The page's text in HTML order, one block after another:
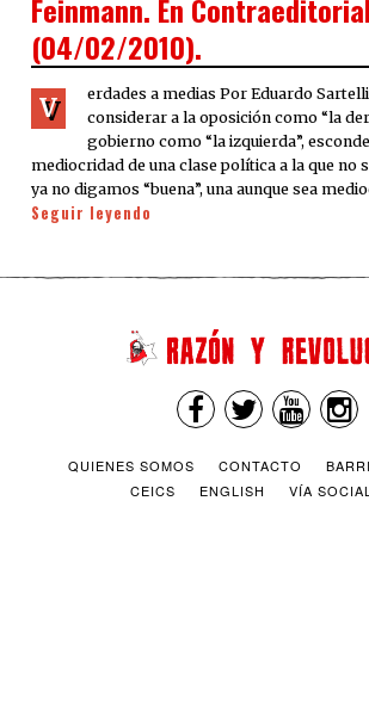
Feinmann. En Contraeditorial
(04/02/2010).
V
erdades a medias Por Eduardo
considerar a la oposición como “la
gobierno como “la izquierda”,
mediocridad de una clase política a la que no
ya no digamos “buena”, una aunque sea
Seguir leyendo
QUIENES SOMOS CONTACTO
CEICS
ENGLISH VÍA